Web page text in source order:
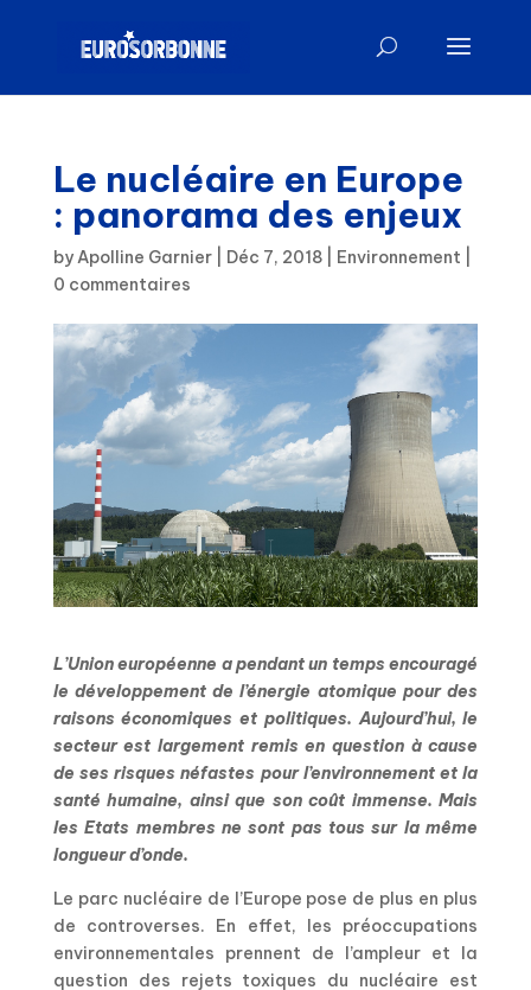
Le nucléaire en Europe
: panorama des enjeux
byApolline Garnier| Déc 7, 2018| Environnement
0 commentaires
L’Union européenne a pendant un temps encouragé
le développement de l’énergie atomique pour des
raisons économiques et politiques. Aujourd’hui, le
secteur est largement remis en question à cause
de ses risques néfastes pour l’environnement et la
santé humaine, ainsi que son coût immense. Mais
les Etats membres ne sont pas tous sur la même
longueur d’onde.
Le parc nucléaire de l’Europe pose de plus en plus
de controverses. En effet, les préoccupations
environnementales prennent de l’ampleur et la
question des rejets toxiques du nucléaire est